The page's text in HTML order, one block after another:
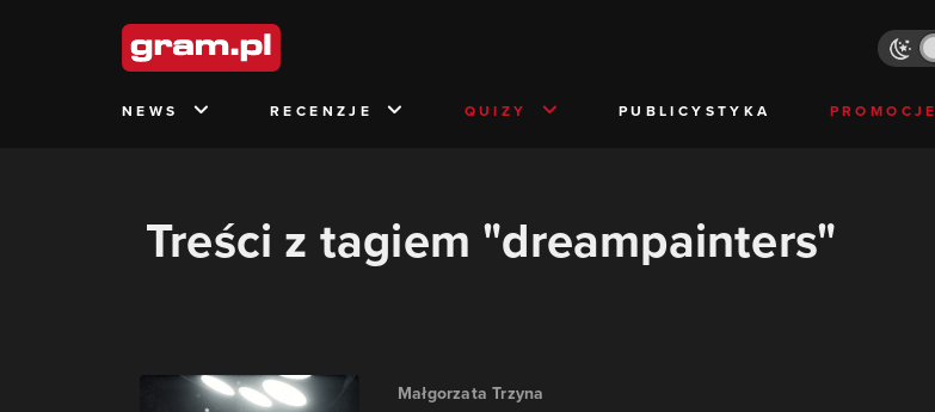
NEWS RECENZJE QUIZY PUBLICYSTYKA PROMOCJE
Treści z tagiem "dreampainters"
Małgorzata Trzyna